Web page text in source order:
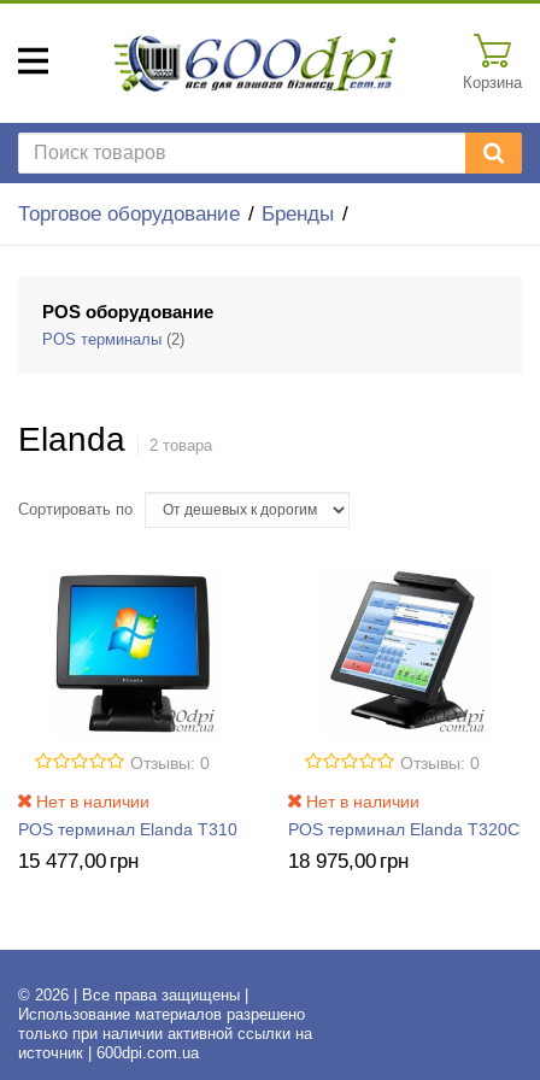
Корзина
Торговое оборудование Бренды
POS оборудование
POS терминалы (2)
Elanda 2 товара
Сортировать по
Отзывы: 0
Нет в наличии
POS терминал Elanda T310
15 477,00 грн
Отзывы: 0
Нет в наличии
POS терминал Elanda T320C
18 975,00 грн
© 2026 | Все права защищены |
Использование материалов разрешено
только при наличии активной ссылки на
источник | 600dpi.com.ua